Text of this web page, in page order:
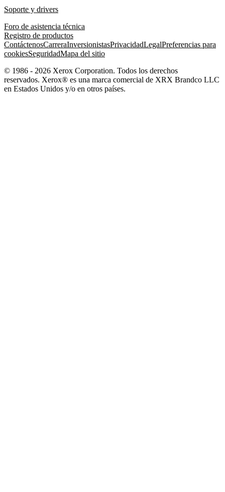
Soporte y drivers
Foro de asistencia técnica
Registro de productos
ContáctenosCarreraInversionistasPrivacidadLegalPreferencias para
cookiesSeguridadMapa del sitio
© 1986 - 2026 Xerox Corporation. Todos los derechos
reservados. Xerox® es una marca comercial de XRX Brandco LLC
en Estados Unidos y/o en otros países.